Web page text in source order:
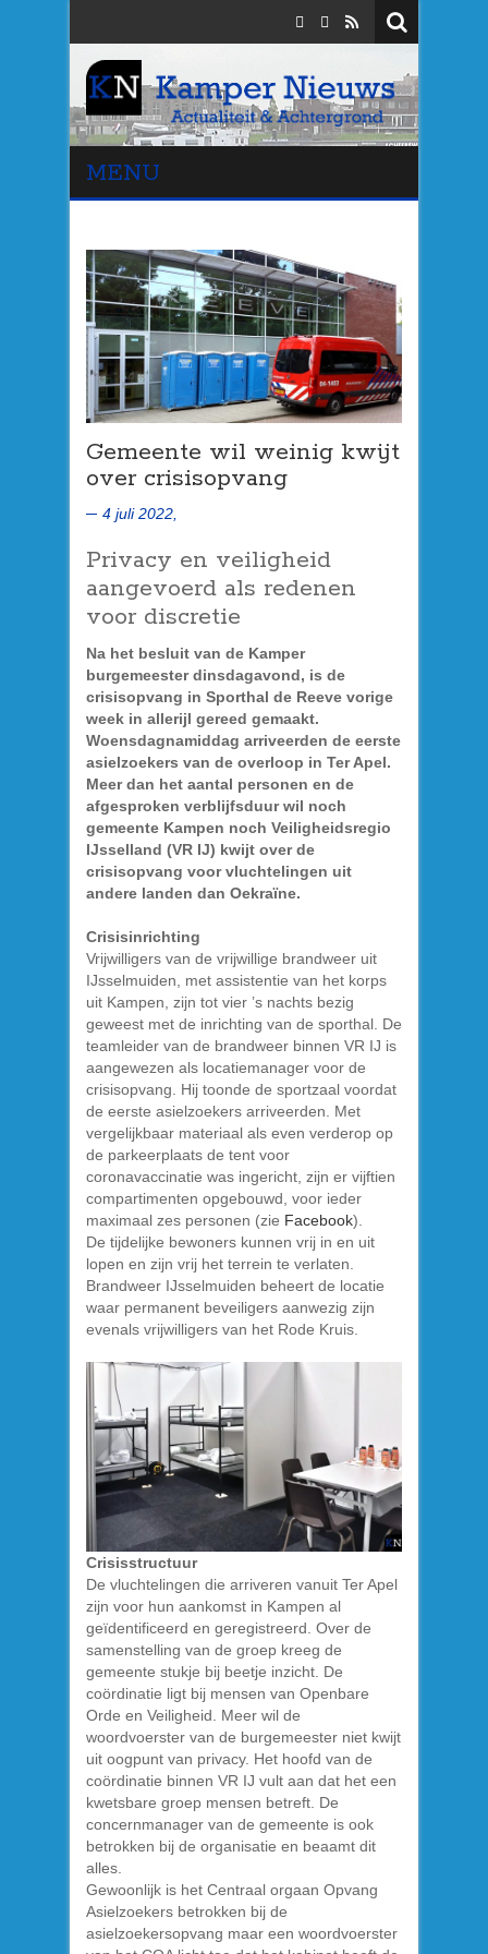
MENU
Gemeente wil weinig kwijt
over crisisopvang
4 juli 2022,
Privacy en veiligheid
aangevoerd als redenen
voor discretie
Na het besluit van de Kamper
burgemeester dinsdagavond, is de
crisisopvang in Sporthal de Reeve vorige
week in allerijl gereed gemaakt.
Woensdagnamiddag arriveerden de eerste
asielzoekers van de overloop in Ter Apel.
Meer dan het aantal personen en de
afgesproken verblijfsduur wil noch
gemeente Kampen noch Veiligheidsregio
IJsselland (VR IJ) kwijt over de
crisisopvang voor vluchtelingen uit
andere landen dan Oekraïne.
Crisisinrichting
Vrijwilligers van de vrijwillige brandweer uit
IJsselmuiden, met assistentie van het korps
uit Kampen, zijn tot vier ’s nachts bezig
geweest met de inrichting van de sporthal. De
teamleider van de brandweer binnen VR IJ is
aangewezen als locatiemanager voor de
crisisopvang. Hij toonde de sportzaal voordat
de eerste asielzoekers arriveerden. Met
vergelijkbaar materiaal als even verderop op
de parkeerplaats de tent voor
coronavaccinatie was ingericht, zijn er vijftien
compartimenten opgebouwd, voor ieder
maximaal zes personen (zie Facebook).
De tijdelijke bewoners kunnen vrij in en uit
lopen en zijn vrij het terrein te verlaten.
Brandweer IJsselmuiden beheert de locatie
waar permanent beveiligers aanwezig zijn
evenals vrijwilligers van het Rode Kruis.
Crisisstructuur
De vluchtelingen die arriveren vanuit Ter Apel
zijn voor hun aankomst in Kampen al
geïdentificeerd en geregistreerd. Over de
samenstelling van de groep kreeg de
gemeente stukje bij beetje inzicht. De
coördinatie ligt bij mensen van Openbare
Orde en Veiligheid. Meer wil de
woordvoerster van de burgemeester niet kwijt
uit oogpunt van privacy. Het hoofd van de
coördinatie binnen VR IJ vult aan dat het een
kwetsbare groep mensen betreft. De
concernmanager van de gemeente is ook
betrokken bij de organisatie en beaamt dit
alles.
Gewoonlijk is het Centraal orgaan Opvang
Asielzoekers betrokken bij de
asielzoekersopvang maar een woordvoerster